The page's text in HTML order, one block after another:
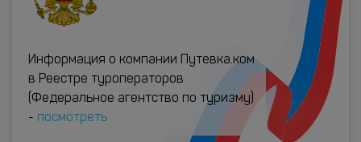
Информация о компании Путевка.ком
в Реестре туроператоров
(Федеральное агентство по туризму)
- посмотреть